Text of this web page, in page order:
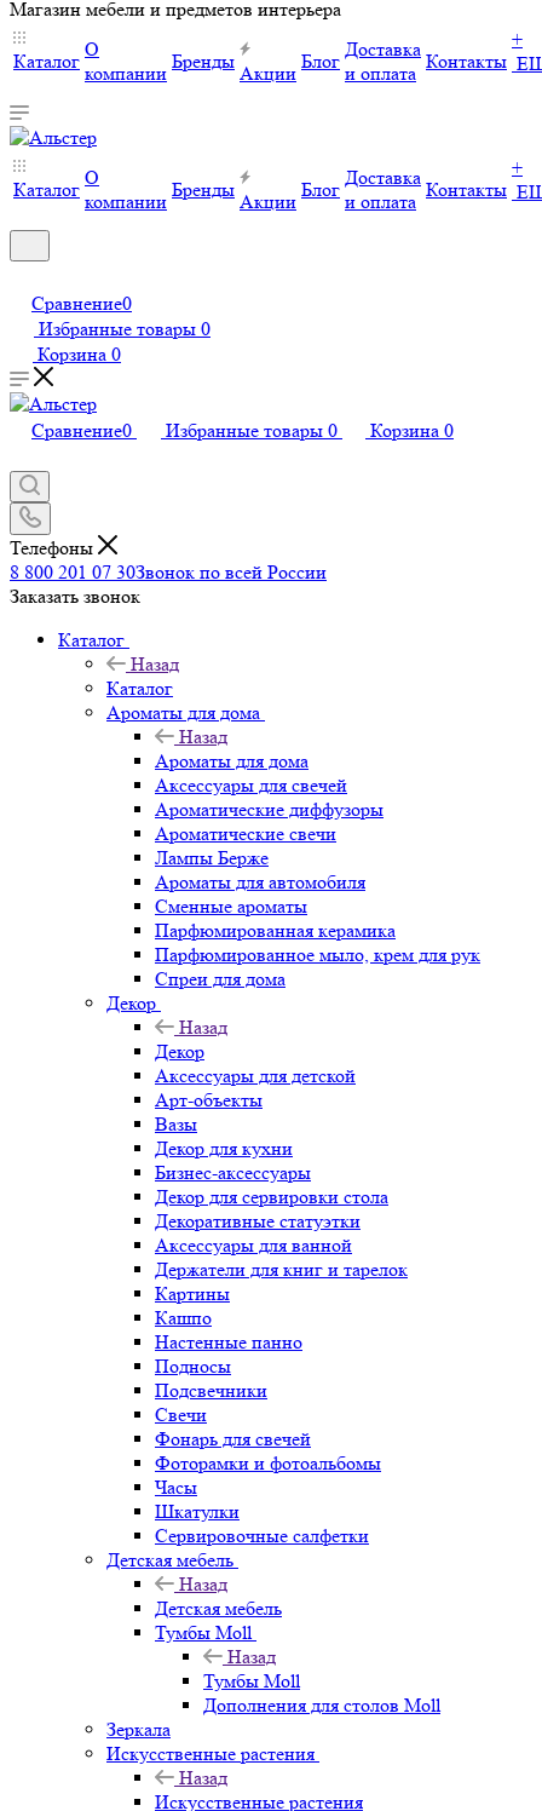
Магазин мебели и предметов интерьера
Каталог
О
компании
Бренды
Акции
Блог
Доставка
и оплата
Контакты
+
Каталог
О
компании
Бренды
Акции
Блог
Доставка
и оплата
Контакты
+
Сравнение0
Избранные товары 0
Корзина 0
Сравнение0 Избранные товары 0 Корзина 0
Телефоны
8 800 201 07 30Звонок по всей России
Заказать звонок
Каталог
Назад
Каталог
Ароматы для дома
Назад
Ароматы для дома
Аксессуары для свечей
Ароматические диффузоры
Ароматические свечи
Лампы Берже
Ароматы для автомобиля
Сменные ароматы
Парфюмированная керамика
Парфюмированное мыло, крем для рук
Спреи для дома
Декор
Назад
Декор
Аксессуары для детской
Арт-объекты
Вазы
Декор для кухни
Бизнес-аксессуары
Декор для сервировки стола
Декоративные статуэтки
Аксессуары для ванной
Держатели для книг и тарелок
Картины
Кашпо
Настенные панно
Подносы
Подсвечники
Свечи
Фонарь для свечей
Фоторамки и фотоальбомы
Часы
Шкатулки
Сервировочные салфетки
Детская мебель
Назад
Детская мебель
Тумбы Moll
Назад
Тумбы Moll
Дополнения для столов Moll
Зеркала
Искусственные растения
Назад
Искусственные растения